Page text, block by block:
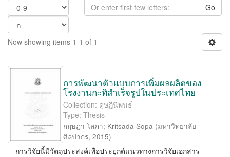
Go
Now showing items 1-1 of 1
การพัฒนาตัวแบบการเพิ่มผลผลิตของ
โรงงานกะทิสำเร็จรูปในประเทศไทย
Collection: ดุษฎีนิพนธ์
Type: Thesis
กฤษฎา โสภา; Kritsada Sopa (มหาวิทยาลัย
ศิลปากร, 2015)
การวิจัยนี้มีวัตถุประสงค์เพื่อประยุกต์แนวทางการวิจัยเอกสาร